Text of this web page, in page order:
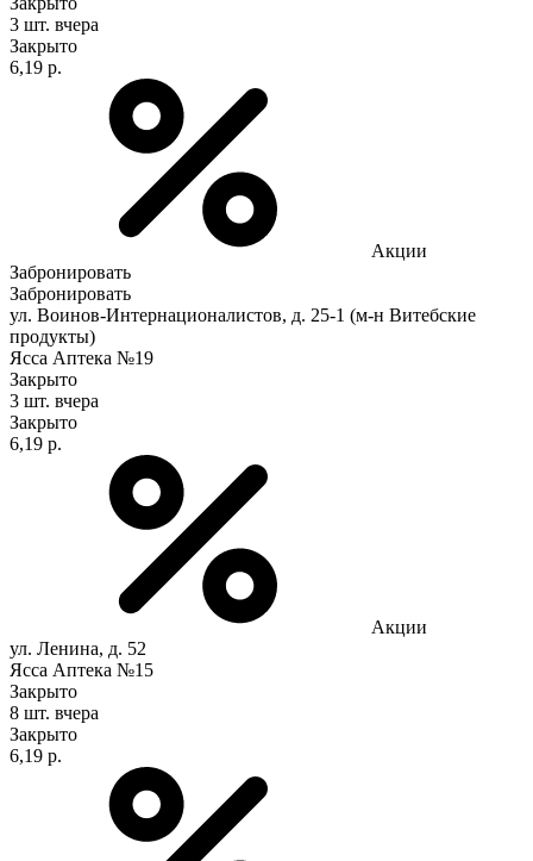
3 шт. вчера
Закрыто
6,19 р.
Акции
Забронировать
Забронировать
ул. Воинов-Интернационалистов, д. 25-1 (м-н Витебские
продукты)
Ясса Аптека №19
Закрыто
3 шт. вчера
Закрыто
6,19 р.
Акции
ул. Ленина, д. 52
Ясса Аптека №15
Закрыто
8 шт. вчера
Закрыто
6,19 р.